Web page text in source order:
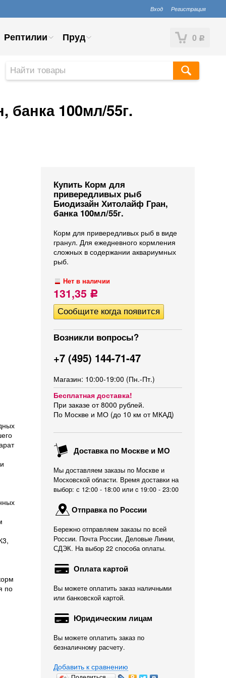
Вход Регистрация
0 Р
Рептилии Пруд
100мл/55г.
Купить Корм для
привередливых рыб
Биодизайн Хитолайф Гран,
банка 100мл/55г.
Корм для привередливых рыб в виде
гранул. Для ежедневного кормления
сложных в содержании аквариумных
рыб.
Нет в наличии
131,35 Р
Возникли вопросы?
+7 (495) 144-71-47
Магазин: 10:00-19:00 (Пн.-Пт.)
Бесплатная доставка!
При заказе от 8000 рублей.
По Москве и МО (до 10 км от МКАД)
Доставка по Москве и МО
Мы доставляем заказы по Москве и
Московской области. Время доставки на
выбор: с 12:00 - 18:00 или c 19:00 - 23:00
Отправка по России
Бережно отправляем заказы по всей
России. Почта России, Деловые Линии,
СДЭК. На выбор 22 способа оплаты.
Оплата картой
Вы можете оплатить заказ наличными
или банковской картой.
Юридическим лицам
Вы можете оплатить заказ по
безналичному расчету.
Добавить к сравнению
3,
по